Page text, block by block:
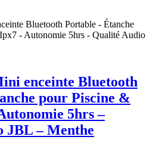
enceinte Bluetooth
pour Piscine &
5hrs –
JBL – Menthe